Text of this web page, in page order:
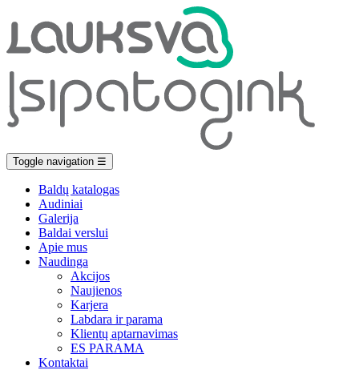
Toggle navigation ☰
Baldų katalogas
Audiniai
Galerija
Baldai verslui
Apie mus
Naudinga
Akcijos
Naujienos
Karjera
Labdara ir parama
Klientų aptarnavimas
ES PARAMA
Kontaktai